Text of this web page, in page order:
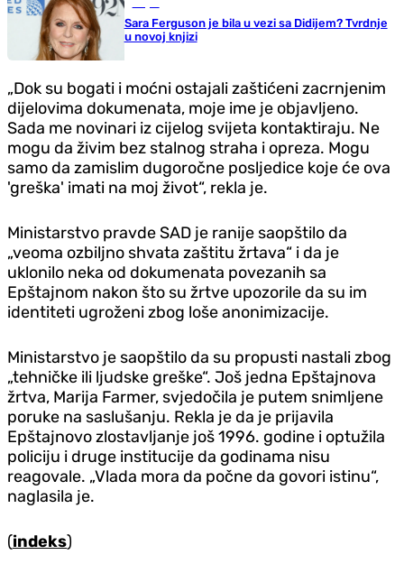
Sara Ferguson je bila u vezi sa Didijem? Tvrdnje
u novoj knjizi
„Dok su bogati i moćni ostajali zaštićeni zacrnjenim
dijelovima dokumenata, moje ime je objavljeno.
Sada me novinari iz cijelog svijeta kontaktiraju. Ne
mogu da živim bez stalnog straha i opreza. Mogu
samo da zamislim dugoročne posljedice koje će ova
'greška' imati na moj život“, rekla je.
Ministarstvo pravde SAD je ranije saopštilo da
„veoma ozbiljno shvata zaštitu žrtava“ i da je
uklonilo neka od dokumenata povezanih sa
Epštajnom nakon što su žrtve upozorile da su im
identiteti ugroženi zbog loše anonimizacije.
Ministarstvo je saopštilo da su propusti nastali zbog
„tehničke ili ljudske greške“. Još jedna Epštajnova
žrtva, Marija Farmer, svjedočila je putem snimljene
poruke na saslušanju. Rekla je da je prijavila
Epštajnovo zlostavljanje još 1996. godine i optužila
policiju i druge institucije da godinama nisu
reagovale. „Vlada mora da počne da govori istinu“,
naglasila je.
(indeks)